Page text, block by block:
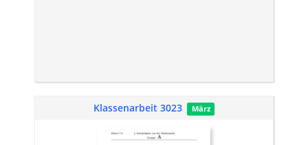
Klassenarbeit 3023 März